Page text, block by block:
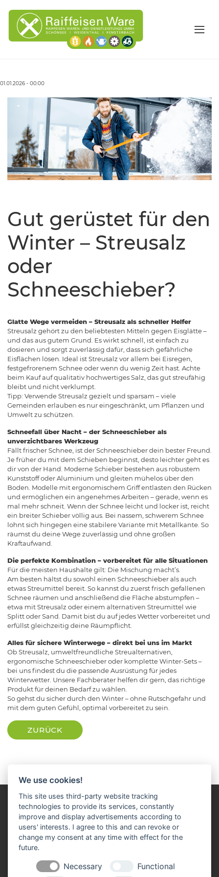
01.01.2026 - 00:00
Gut gerüstet für den
Winter – Streusalz
oder
Schneeschieber?
Glatte Wege vermeiden – Streusalz als schneller Helfer
Streusalz gehört zu den beliebtesten Mitteln gegen Eisglätte –
und das aus gutem Grund. Es wirkt schnell, ist einfach zu
dosieren und sorgt zuverlässig dafür, dass sich gefährliche
Eisflächen lösen. Ideal ist Streusalz vor allem bei Eisregen,
festgefrorenem Schnee oder wenn du wenig Zeit hast. Achte
beim Kauf auf qualitativ hochwertiges Salz, das gut streufähig
bleibt und nicht verklumpt.
Tipp: Verwende Streusalz gezielt und sparsam – viele
Gemeinden erlauben es nur eingeschränkt, um Pflanzen und
Umwelt zu schützen.
Schneefall über Nacht – der Schneeschieber als
unverzichtbares Werkzeug
Fällt frischer Schnee, ist der Schneeschieber dein bester Freund.
Je früher du mit dem Schieben beginnst, desto leichter geht es
dir von der Hand. Moderne Schieber bestehen aus robustem
Kunststoff oder Aluminium und gleiten mühelos über den
Boden. Modelle mit ergonomischem Griff entlasten den Rücken
und ermöglichen ein angenehmes Arbeiten – gerade, wenn es
mal mehr schneit. Wenn der Schnee leicht und locker ist, reicht
ein breiter Schieber völlig aus. Bei nassem, schwerem Schnee
lohnt sich hingegen eine stabilere Variante mit Metallkante. So
räumst du deine Wege zuverlässig und ohne großen
Kraftaufwand.
Die perfekte Kombination – vorbereitet für alle Situationen
Für die meisten Haushalte gilt: Die Mischung macht’s.
Am besten hältst du sowohl einen Schneeschieber als auch
etwas Streumittel bereit. So kannst du zuerst frisch gefallenen
Schnee räumen und anschließend die Fläche abstumpfen –
etwa mit Streusalz oder einem alternativen Streumittel wie
Splitt oder Sand. Damit bist du auf jedes Wetter vorbereitet und
erfüllst gleichzeitig deine Räumpflicht.
Alles für sichere Winterwege – direkt bei uns im Markt
Ob Streusalz, umweltfreundliche Streualternativen,
ergonomische Schneeschieber oder komplette Winter-Sets –
bei uns findest du die passende Ausrüstung für jedes
Winterwetter. Unsere Fachberater helfen dir gern, das richtige
Produkt für deinen Bedarf zu wählen.
So gehst du sicher durch den Winter – ohne Rutschgefahr und
mit dem guten Gefühl, optimal vorbereitet zu sein.
ZURÜCK
Cookie-Einstellungen ändern
We use cookies!
This site uses third-party website tracking
technologies to provide its services, constantly
improve and display advertisements according to
users' interests. I agree to this and can revoke or
change my consent at any time with effect for the
future.
Necessary
Functional